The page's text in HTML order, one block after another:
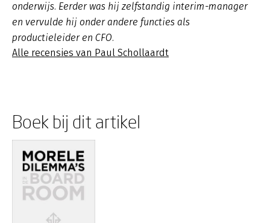
onderwijs. Eerder was hij zelfstandig interim-manager
en vervulde hij onder andere functies als
productieleider en CFO.
Alle recensies van Paul Schollaardt
Boek bij dit artikel